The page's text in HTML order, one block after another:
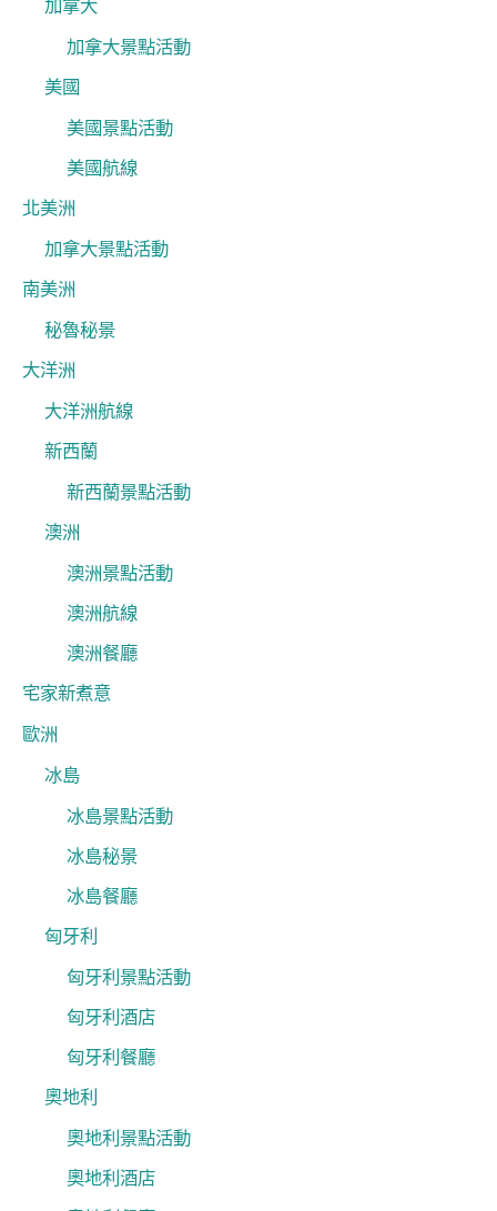
加拿大
加拿大景點活動
美國
美國景點活動
美國航線
北美洲
加拿大景點活動
南美洲
秘魯秘景
大洋洲
大洋洲航線
新西蘭
新西蘭景點活動
澳洲
澳洲景點活動
澳洲航線
澳洲餐廳
宅家新煮意
歐洲
冰島
冰島景點活動
冰島秘景
冰島餐廳
匈牙利
匈牙利景點活動
匈牙利酒店
匈牙利餐廳
奧地利
奧地利景點活動
奧地利酒店